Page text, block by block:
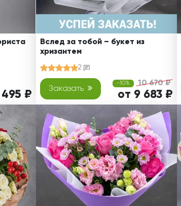
₽
Вслед за тобой – букет из
хризантем
2
Заказать
-10% 10 670 ₽
от 9 683 ₽